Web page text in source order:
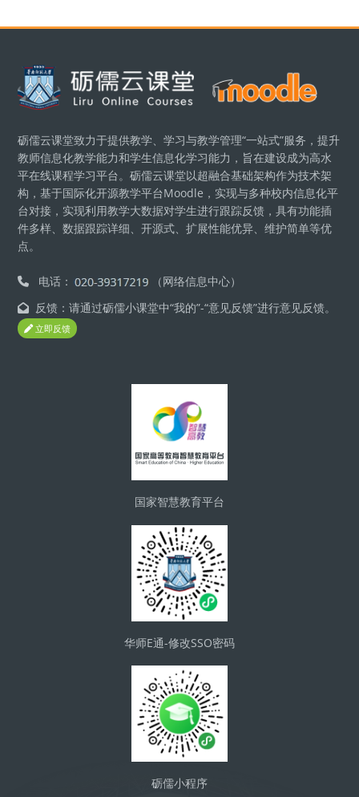
版块
砺儒云课堂致力于提供教学、学习与教学管理“一站式”服务，提升
教师信息化教学能力和学生信息化学习能力，旨在建设成为高水
平在线课程学习平台。砺儒云课堂以超融合基础架构作为技术架
构，基于国际化开源教学平台Moodle，实现与多种校内信息化平
台对接，实现利用教学大数据对学生进行跟踪反馈，具有功能插
件多样、数据跟踪详细、开源式、扩展性能优异、维护简单等优
点。
电话：
（网络信息中心）
反馈：请通过砺儒小课堂中“我的”-“意见反馈”进行意见反馈。
立即反馈
国家智慧教育平台
华师E通-修改SSO密码
砺儒小程序